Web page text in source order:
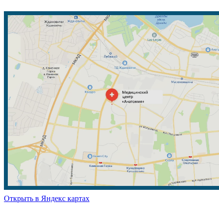
Открыть в Яндекс картах